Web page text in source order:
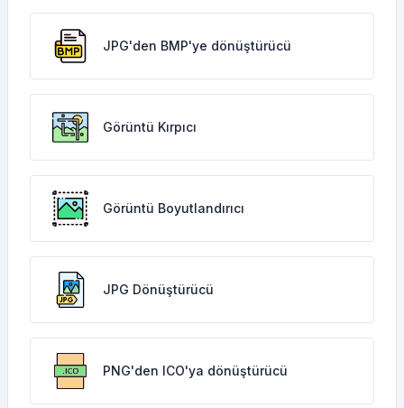
JPG'den BMP'ye dönüştürücü
Görüntü Kırpıcı
Görüntü Boyutlandırıcı
JPG Dönüştürücü
PNG'den ICO'ya dönüştürücü